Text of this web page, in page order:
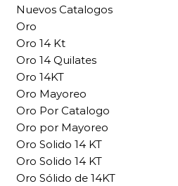
Nuevos Catalogos
Oro
Oro 14 Kt
Oro 14 Quilates
Oro 14KT
Oro Mayoreo
Oro Por Catalogo
Oro por Mayoreo
Oro Solido 14 KT
Oro Solido 14 KT
Oro Sólido de 14KT